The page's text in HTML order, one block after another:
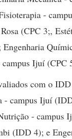
-
(CPC 3;,
Engenharia
Ijuí (CPC
com o
- campus Ijuí
- campus
(IDD 4); e